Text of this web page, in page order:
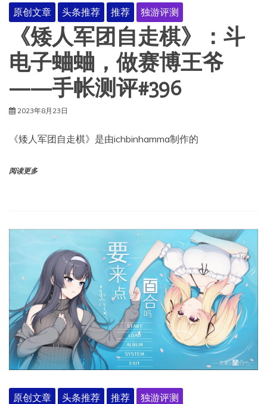
原创文章 头条推荐 推荐 独游评测
《矮人军团自走棋》：斗
电子蛐蛐，做赛博王爷
——手帐测评#396
2023年8月23日
《矮人军团自走棋》是由ichbinhamma制作的
阅读更多
原创文章 头条推荐 推荐 独游评测